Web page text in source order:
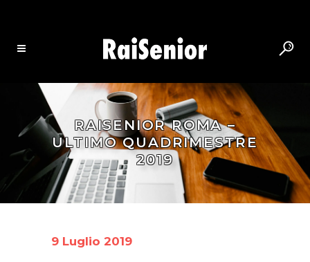
RAISENIOR ROMA –
ULTIMO QUADRIMESTRE
2019
9 Luglio 2019